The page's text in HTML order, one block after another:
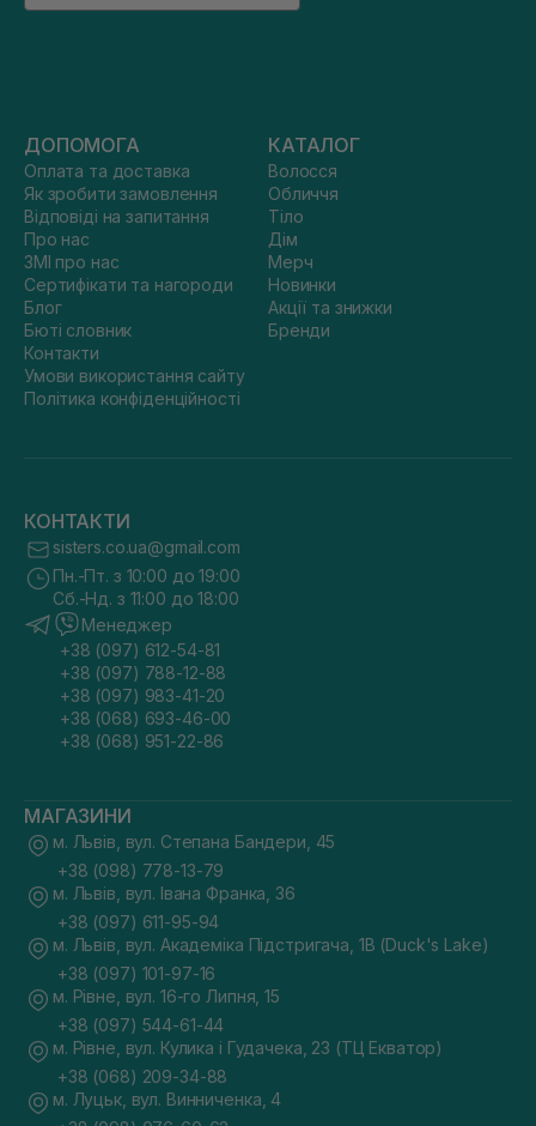
ДОПОМОГА
Оплата та доставка
Як зробити замовлення
Відповіді на запитання
Про нас
ЗМІ про нас
Сертифікати та нагороди
Блог
Бюті словник
Контакти
Умови використання сайту
Політика конфіденційності
КАТАЛОГ
Волосся
Обличчя
Тіло
Дім
Мерч
Новинки
Акції та знижки
Бренди
КОНТАКТИ
sisters.co.ua@gmail.com
Пн.-Пт. з 10:00 до 19:00
Сб.-Нд. з 11:00 до 18:00
Менеджер
+38 (097) 612-54-81
+38 (097) 788-12-88
+38 (097) 983-41-20
+38 (068) 693-46-00
+38 (068) 951-22-86
МАГАЗИНИ
м. Львів, вул. Степана Бандери, 45
+38 (098) 778-13-79
м. Львів, вул. Івана Франка, 36
+38 (097) 611-95-94
м. Львів, вул. Академіка Підстригача, 1В (Duck's Lake)
+38 (097) 101-97-16
м. Рівне, вул. 16-го Липня, 15
+38 (097) 544-61-44
м. Рівне, вул. Кулика і Гудачека, 23 (ТЦ Екватор)
+38 (068) 209-34-88
м. Луцьк, вул. Винниченка, 4